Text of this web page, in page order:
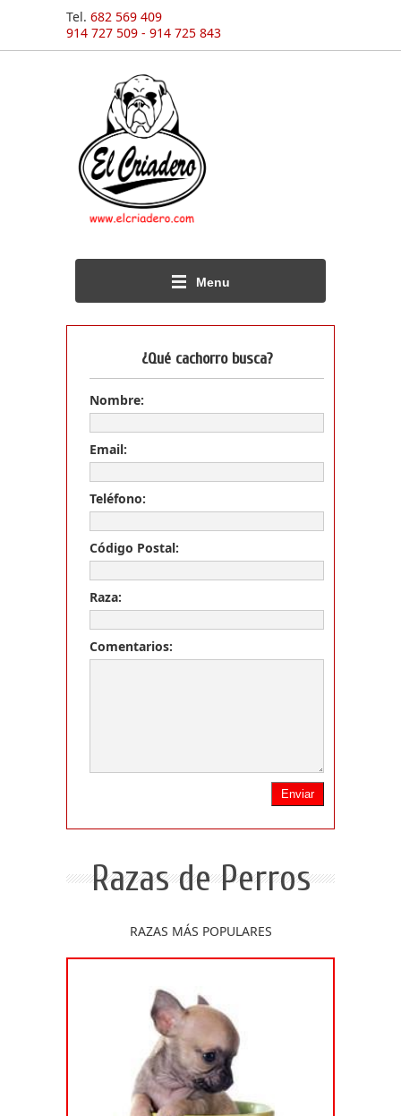
Tel. 682 569 409
914 727 509 - 914 725 843
Menu
¿Qué cachorro busca?
Nombre:
Email:
Teléfono:
Código Postal:
Raza:
Comentarios:
Razas de Perros
RAZAS MÁS POPULARES